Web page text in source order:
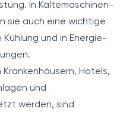
In Kältemaschinen-
sie auch eine wichtige
und in Energie-
Krankenhäusern, Hotels,
und
werden, sind